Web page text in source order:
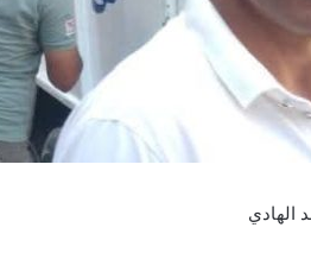
الهادي